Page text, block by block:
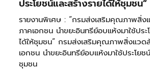
ประโยชน์และสร้างรายได้ให้ชุมชน”
รายงานพิเศษ : “กรมส่งเสริมคุณภาพสิ่ง
ภาคเอกชน นำขยะอินทรีย์อบแห้งมาใช้ประ
ได้ให้ชุมชน” กรมส่งเสริมคุณภาพสิ่งแวด
เอกชน นำขยะอินทรีย์อบแห้งมาใช้ประโยช
ชุมชน